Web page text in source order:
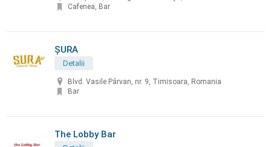
Cafenea, Bar
ȘURA
Detalii
Blvd. Vasile Pârvan, nr. 9, Timisoara, Romania
Bar
The Lobby Bar